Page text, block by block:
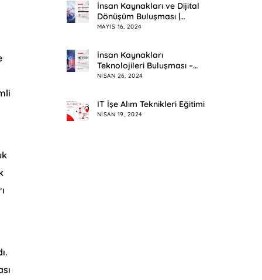
İnsan Kaynakları ve Dijital
Dönüşüm Buluşması |
Eskişehir
MAYIS 16, 2024
İnsan Kaynakları
Teknolojileri Buluşması –
HR Tech Meetup
NISAN 26, 2024
IT İşe Alım Teknikleri Eğitimi
NISAN 19, 2024